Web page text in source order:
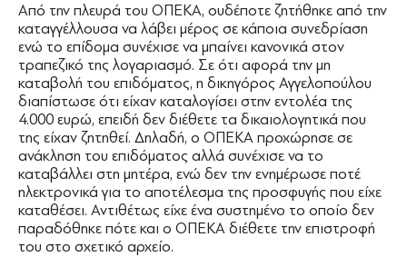
Από την πλευρά του ΟΠΕΚΑ, ουδέποτε ζητήθηκε από την
καταγγέλλουσα να λάβει μέρος σε κάποια συνεδρίαση
ενώ το επίδομα συνέχισε να μπαίνει κανονικά στον
τραπεζικό της λογαριασμό. Σε ότι αφορά την μη
καταβολή του επιδόματος, η δικηγόρος Αγγελοπούλου
διαπίστωσε ότι είχαν καταλογίσει στην εντολέα της
4.000 ευρώ, επειδή δεν διέθετε τα δικαιολογητικά που
της είχαν ζητηθεί. Δηλαδή, ο ΟΠΕΚΑ προχώρησε σε
ανάκληση του επιδόματος αλλά συνέχισε να το
καταβάλλει στη μητέρα, ενώ δεν την ενημέρωσε ποτέ
ηλεκτρονικά για το αποτέλεσμα της προσφυγής που είχε
καταθέσει. Αντιθέτως είχε ένα συστημένο το οποίο δεν
παραδόθηκε πότε και ο ΟΠΕΚΑ διέθετε την επιστροφή
του στο σχετικό αρχείο.